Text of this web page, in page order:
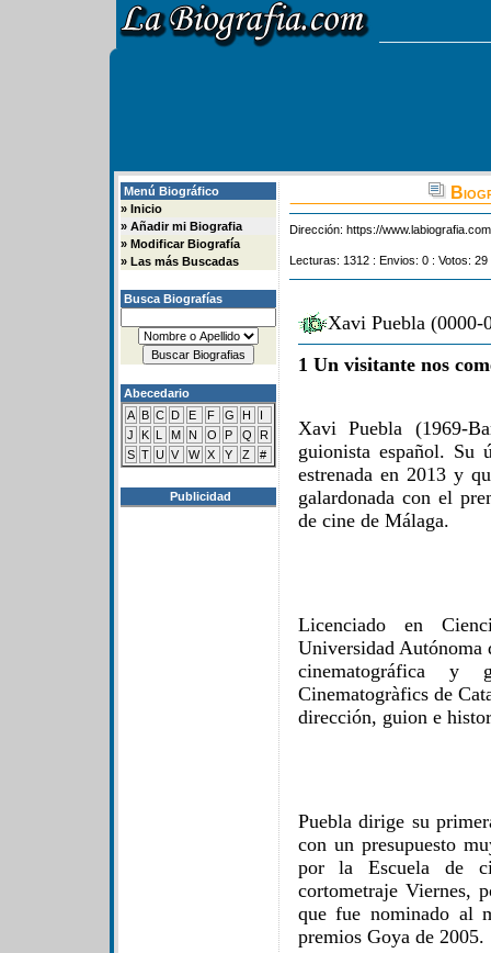
Menú Biográfico
» Inicio
» Añadir mi Biografia
» Modificar Biografía
» Las más Buscadas
Busca Biografías
Abecedario
A B C D E F G H
I
J
K L M N O P Q
R
S T U V W X Y Z #
Publicidad
Dirección: https://
Lecturas: 1312 : Envios: 0 : Votos:
Xavi Puebla (0000-
1 Un visitante nos
Xavi Puebla (1969-
guionista español.
estrenada en 2013 y
galardonada con el
de cine de Málaga.
Licenciado en
Universidad Autónoma
cinematográfica y
Cinematogràfics de
dirección, guion e
Puebla dirige su
con un presupuesto
por la Escuela de
cortometraje Viernes,
que fue nominado al
premios Goya de 2005.